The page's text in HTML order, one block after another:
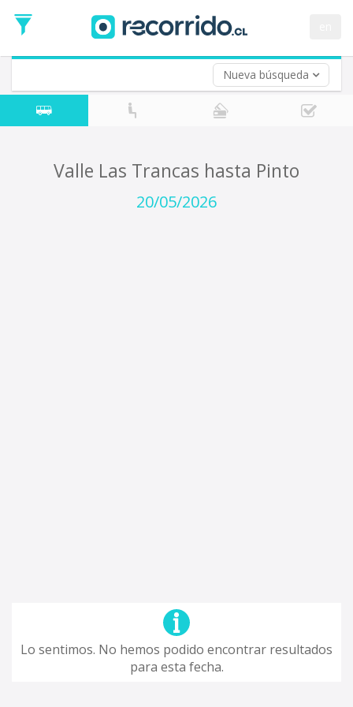
Nueva búsqueda
de
Ida
Vuelta (opcional)
Fecha
de
Valle Las Trancas hasta Pinto
20/05/2026
Lo sentimos. No hemos podido encontrar resultados
para esta fecha.